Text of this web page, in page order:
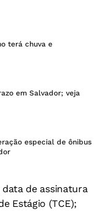
terá chuva e
em Salvador; veja
especial de ônibus
de assinatura
Estágio (TCE);